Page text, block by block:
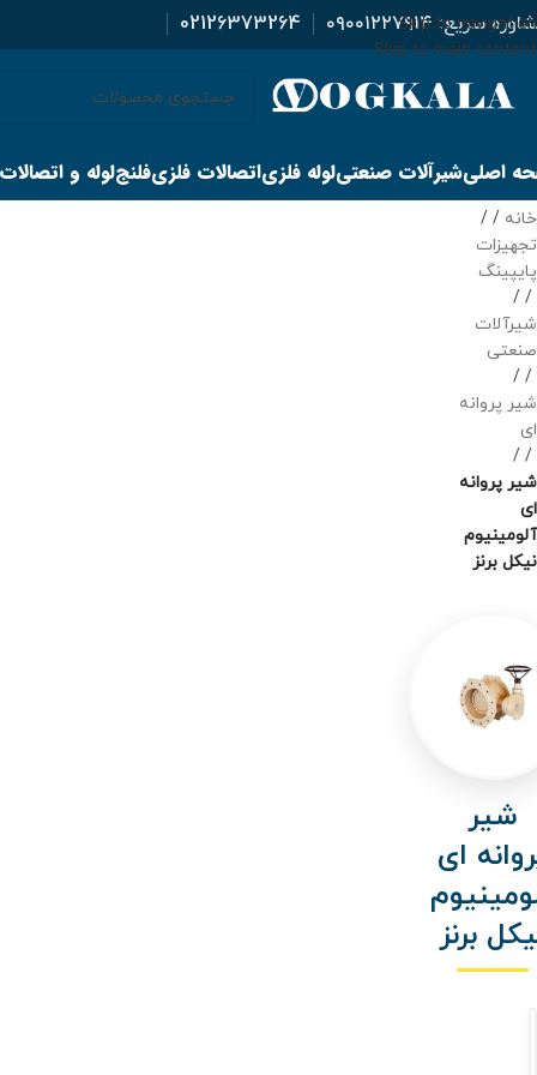
Skip to navigation
Skip to main content
سریع:۰۹۰۰۱۲۲۷۹۱۴ 02126373264
اصلیشیرآلات صنعتیلوله فلزیاتصالات فلزیفلنجلوله و
خانه /
تجهیزات
پایپینگ
/
شیرآلات
صنعتی
/
شیر پروانه
ای
/
شیر پروانه
ای
آلومینیوم
نیکل برنز
شیر
ای
برنز